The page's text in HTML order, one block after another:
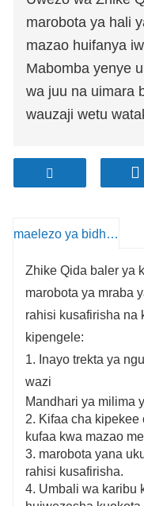
marobota ya hali
mazao huifanya
Mabomba yenye
wa juu na uimara
wauzaji wetu
maelezo ya bidhaa
Zhike Qida baler ya
marobota ya mraba
rahisi kusafirisha na
kipengele:
1. Inayo trekta ya
wazi
Mandhari ya milima
2. Kifaa cha kipekee
kufaa kwa mazao
3. marobota yana
rahisi kusafirisha.
4. Umbali wa karibu